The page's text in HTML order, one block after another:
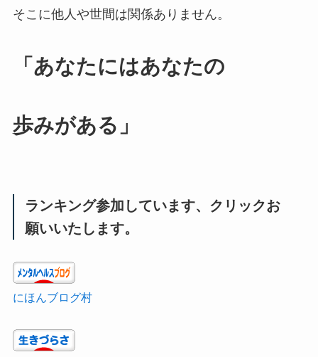
そこに他人や世間は関係ありません。
「あなたにはあなたの
歩みがある」
ランキング参加しています、クリックお
願いいたします。
にほんブログ村